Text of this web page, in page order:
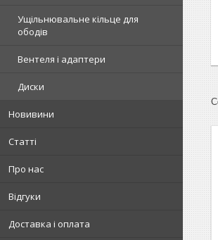
Ущільнювальне кільце для
ободів
Вентеля і адаптери
Диски
Новивини
Статті
Про нас
Відгуки
Доставка і оплата